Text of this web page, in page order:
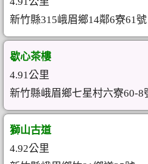
新竹縣315峨眉鄉14鄰6寮61號
歇心茶樓
4.91公里
新竹縣峨眉鄉七星村六寮60-8
獅山古道
4.92公里